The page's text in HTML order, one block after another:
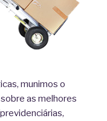
munimos o
as melhores